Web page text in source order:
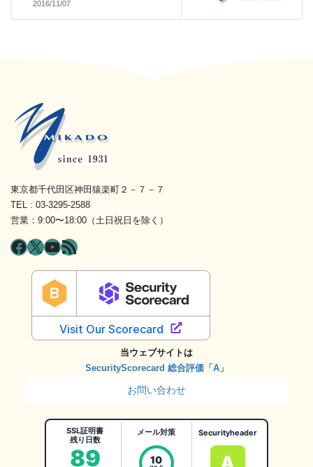
2016/11/07
東京都千代田区神田猿楽町２－７－７
TEL : 03-3295-2588
営業：9:00〜18:00（土日祝日を除く）
Facebook
X YouTube
RSS フィード
当ウェブサイトは
SecurityScorecard 総合評価「A」
お問い合わせ
SSL証明書
残り日数
89
メール対策
10
Securityheader
A